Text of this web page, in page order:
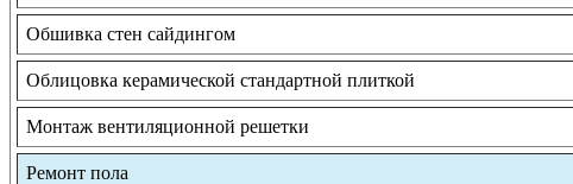
Обшивка стен сайдингом
Облицовка керамической стандартной плиткой
Монтаж вентиляционной решетки
Ремонт пола